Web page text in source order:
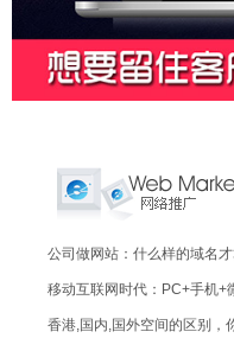
公司做网站：什么样的域名
移动互联网时代：PC+手机+
香港,国内,国外空间的区别，